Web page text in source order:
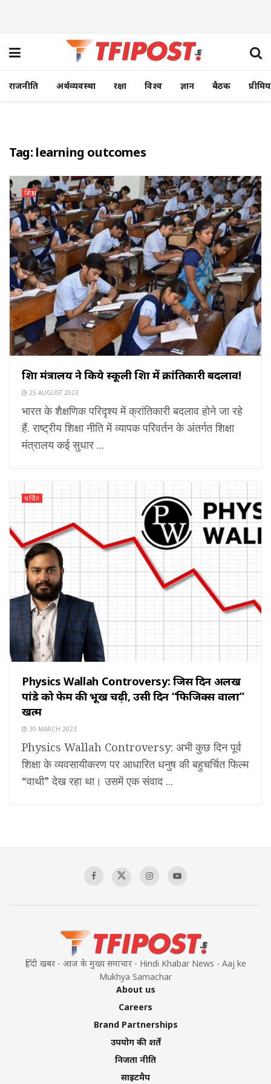
राजनीति अर्थव्यवस्था रक्षा विश्व ज्ञान बैठक
Tag: learning outcomes
शिक्षा
शिक्षा मंत्रालय ने किये स्कूली शिक्षा में क्रांतिकारी बदलाव!
25 AUGUST 2023
भारत के शैक्षणिक परिदृश्य में क्रांतिकारी बदलाव होने जा रहे
हैं. राष्ट्रीय शिक्षा नीति में व्यापक परिवर्तन के अंतर्गत शिक्षा
मंत्रालय कई सुधार ...
चर्चित
Physics Wallah Controversy: जिस दिन अलख
पांडे को फेम की भूख चढ़ी, उसी दिन “फिजिक्स वाला”
खत्म
30 MARCH 2023
Physics Wallah Controversy: अभी कुछ दिन पूर्व
शिक्षा के व्यवसायीकरण पर आधारित धनुष की बहुचर्चित फिल्म
“वाथी” देख रहा था। उसमें एक संवाद ...
हिंदी खबर - आज के मुख्य समाचार - Hindi Khabar News - Aaj ke
Mukhya Samachar
About us
Careers
Brand Partnerships
उपयोग की शर्तें
निजता नीति
साइटमैप